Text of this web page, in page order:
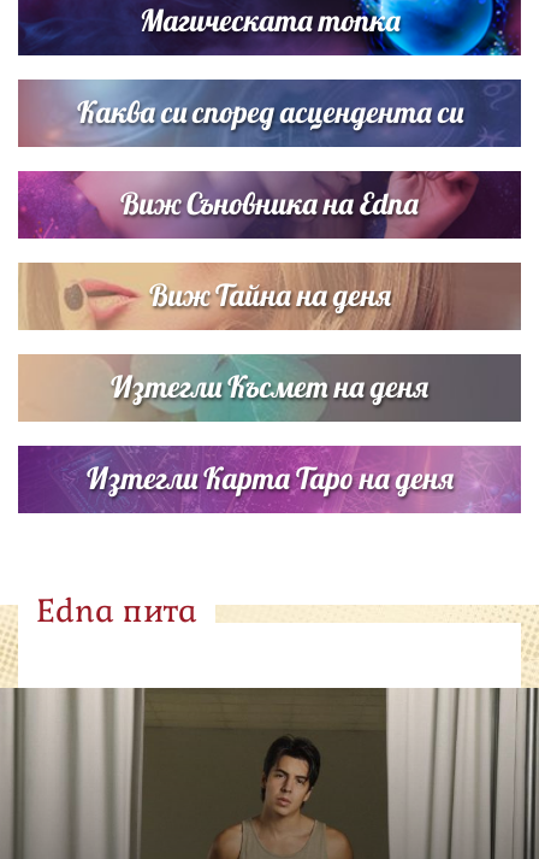
Списъкът е ясен: Джей Ло и Риана във ВИП гостите на
сватбата на Роналдо
Магическата топка
Каква си според асцендента си
Виж Съновника на Edna
Виж Тайна на деня
Изтегли Късмет на деня
Изтегли Карта Таро на деня
Edna пита